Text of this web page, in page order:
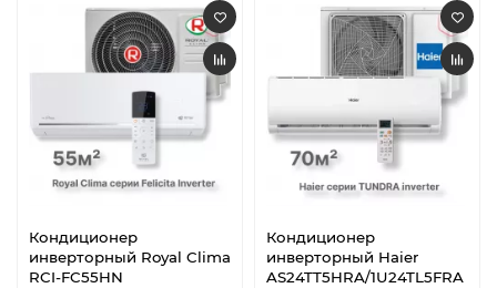
Кондиционер
инверторный Royal Clima
RCI-FC55HN
Кондиционер
инверторный Haier
AS24TT5HRA/1U24TL5FRA